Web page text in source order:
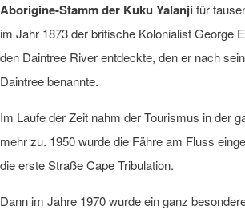
Aborigine-Stamm der Kuku Yalanjifür
im Jahr 1873 der britische Kolonialist George
den Daintree River entdeckte, den er nach
Daintree benannte.
Im Laufe der Zeit nahm der Tourismus in der
mehr zu. 1950 wurde die Fähre am Fluss
die erste Straße Cape Tribulation.
Dann im Jahre 1970 wurde ein ganz